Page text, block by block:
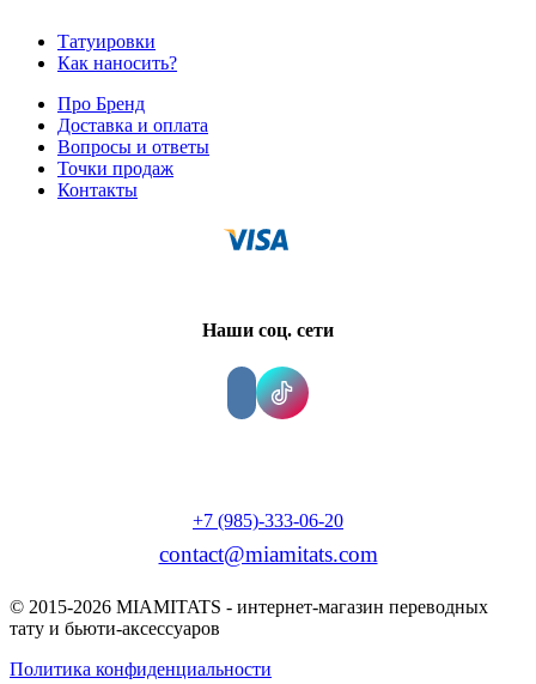
Татуировки
Как наносить?
Про Бренд
Доставка и оплата
Вопросы и ответы
Точки продаж
Контакты
Наши соц. сети
+7 (985)-333-06-20
contact@miamitats.com
© 2015-2026 MIAMITATS - интернет-магазин переводных
тату и бьюти-аксессуаров
Политика конфиденциальности